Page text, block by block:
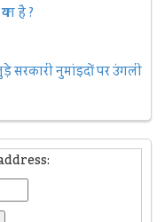
है ?
सरकारी नुमांइदों पर उंगली